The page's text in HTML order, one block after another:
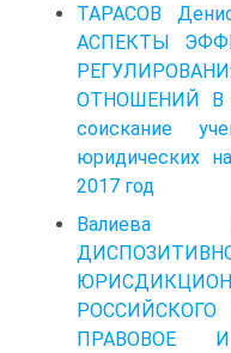
ТАРАСОВ
АСПЕКТЫ
ОТНОШЕНИЙ В
соискание
юридических
2017 год
Валиева
ПРАВОВОЕ И